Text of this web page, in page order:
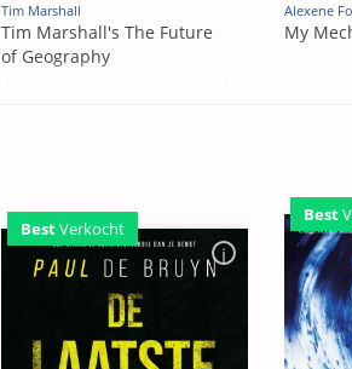
Tim Marshall
Tim Marshall's The Future
of Geography
Alexene
My
BestVerkocht
Best